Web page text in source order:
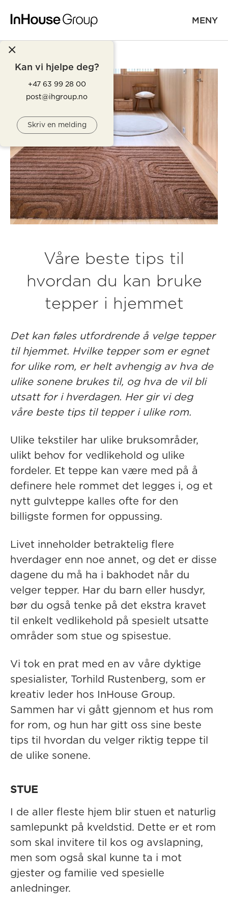
MENY
Kan vi hjelpe deg?
+47 63 99 28 00
post@ihgroup.no
Skriv en melding
Våre beste tips til
hvordan du kan bruke
tepper i hjemmet
Det kan føles utfordrende å velge tepper
til hjemmet. Hvilke tepper som er egnet
for ulike rom, er helt avhengig av hva de
ulike sonene brukes til, og hva de vil bli
utsatt for i hverdagen. Her gir vi deg
våre beste tips til tepper i ulike rom.
Ulike tekstiler har ulike bruksområder,
ulikt behov for vedlikehold og ulike
fordeler. Et teppe kan være med på å
definere hele rommet det legges i, og et
nytt gulvteppe kalles ofte for den
billigste formen for oppussing.
Livet inneholder betraktelig flere
hverdager enn noe annet, og det er disse
dagene du må ha i bakhodet når du
velger tepper. Har du barn eller husdyr,
bør du også tenke på det ekstra kravet
til enkelt vedlikehold på spesielt utsatte
områder som stue og spisestue.
Vi tok en prat med en av våre dyktige
spesialister, Torhild Rustenberg, som er
kreativ leder hos InHouse Group.
Sammen har vi gått gjennom et hus rom
for rom, og hun har gitt oss sine beste
tips til hvordan du velger riktig teppe til
de ulike sonene.
STUE
I de aller fleste hjem blir stuen et naturlig
samlepunkt på kveldstid. Dette er et rom
som skal invitere til kos og avslapning,
men som også skal kunne ta i mot
gjester og familie ved spesielle
anledninger.